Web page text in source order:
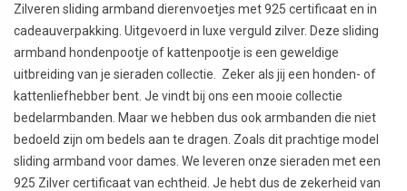
Zilveren sliding armband dierenvoetjes met 925 certificaat en in
cadeauverpakking. Uitgevoerd in luxe verguld zilver. Deze sliding
armband hondenpootje of kattenpootje is een geweldige
uitbreiding van je sieraden collectie. Zeker als jij een honden- of
kattenliefhebber bent. Je vindt bij ons een mooie collectie
bedelarmbanden. Maar we hebben dus ook armbanden die niet
bedoeld zijn om bedels aan te dragen. Zoals dit prachtige model
sliding armband voor dames. We leveren onze sieraden met een
925 Zilver certificaat van echtheid. Je hebt dus de zekerheid van